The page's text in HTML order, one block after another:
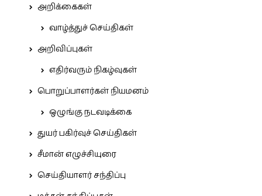
அறிக்கைகள்
வாழ்த்துச் செய்திகள்
அறிவிப்புகள்
எதிர்வரும் நிகழ்வுகள்
பொறுப்பாளர்கள் நியமனம்
ஒழுங்கு நடவடிக்கை
துயர் பகிர்வுச் செய்திகள்
சீமான் எழுச்சியுரை
செய்தியாளர் சந்திப்பு